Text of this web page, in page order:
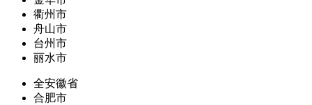
衢州市
舟山市
台州市
丽水市
全安徽省
合肥市